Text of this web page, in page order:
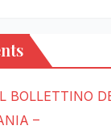
BOLLETTINO
–